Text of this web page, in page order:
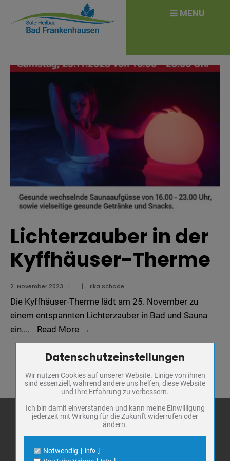
Lichterzauber in der
Kyffhäuser-Therme
2. November 2023 | | Ilka Schade
Die Kyffhäuser-Therme lädt am 25. November zu
einem entspannten Lichterzauber in Bad und Sauna
ein.... Read More →
in
der
Kyffhäuser-
Therme
Frankenhausen
for:
Zum Betrieb der Seite notwendige Cookies / Drittanbieter:
Name
PHP Session Cookie
Anbieter
Eigentümer dieser Website
Schutz
Cookie Name
PHPSESSID, fe_typo_user
Name
Cookiespeicherung Entscheidungscookie
Datenschutzeinstellungen
Wir nutzen Cookies auf unserer Website. Einige von ihnen
sind essenziell, während andere uns helfen, diese Website
und Ihre Erfahrung zu verbessern.
Ich bin damit einverstanden und kann meine Einwilligung
jederzeit mit Wirkung für die Zukunft widerrufen oder
ändern.
Notwendig Info